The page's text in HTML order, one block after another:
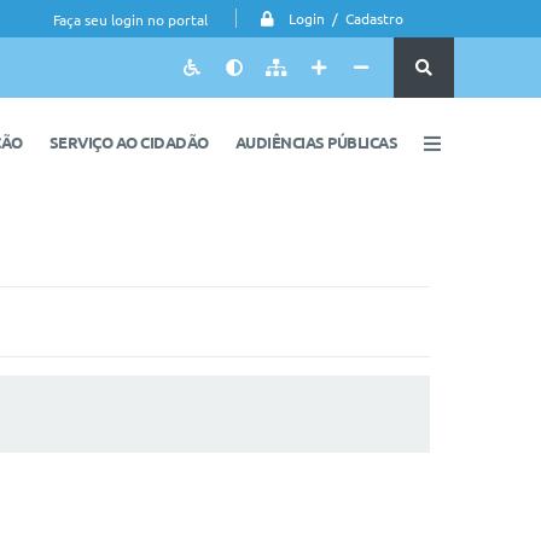
Faça seu login no portal Login / Cadastro
SERVIÇO AO CIDADÃO AUDIÊNCIAS PÚBLICAS